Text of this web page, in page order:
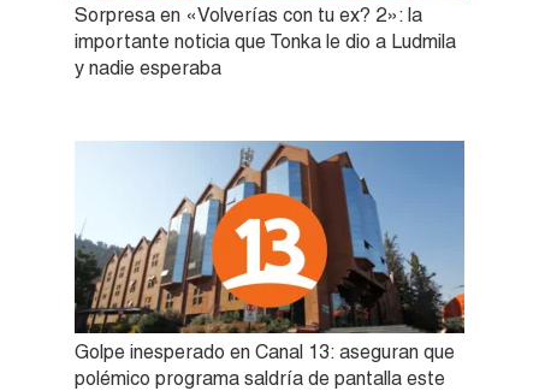
Sorpresa en «Volverías con tu ex? 2»: la
importante noticia que Tonka le dio a Ludmila
y nadie esperaba
Golpe inesperado en Canal 13: aseguran que
polémico programa saldría de pantalla este